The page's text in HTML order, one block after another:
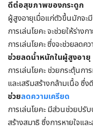
ดีต่อสุขภาพของกระดูก
ผู้สูงอายุเมื่อแก่ตัวขึ้นมักจะ
การเล่นโยคะ จะช่วยให้ร่า
การเล่นโยคะ ซึ่งจะช่วยลดค
ช่วยลดน้ำหนักในผู้สูงอายุ
การเล่นโยคะ ช่วยกระตุ้นก
และเสริมสร้างกล้ามเนื้อ
ช่วยลดความเครียด
การเล่นโยคะ มีส่วนช่วยปรั
สร้างสมาธิ ซึ่งการหายใจแ